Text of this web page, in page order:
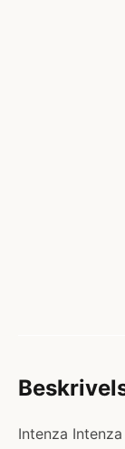
Intenza